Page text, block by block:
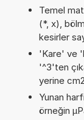
Temel
(*, x),
kesirler
'Kare' ve
'^3'ten
yerine
Yunan
örneğin